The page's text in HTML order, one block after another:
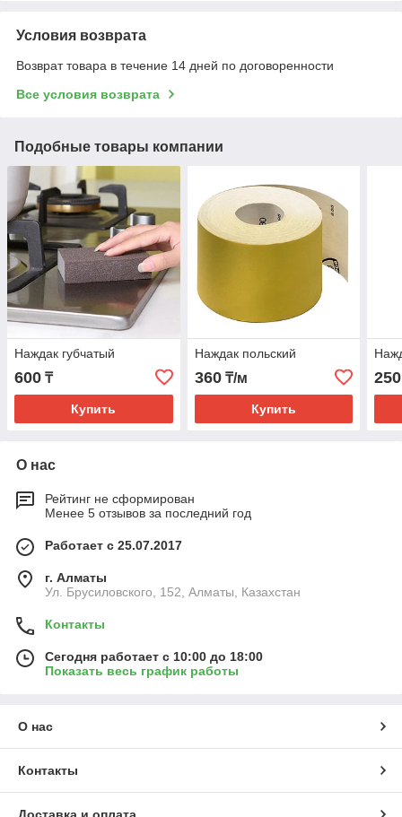
Условия возврата
Возврат товара в течение 14 дней по договоренности
Все условия возврата
Подобные товары компании
Наждак губчатый
600 ₸
Купить
Наждак польский
360₸/м
Купить
250
О нас
Рейтинг не сформирован
Менее 5 отзывов за последний год
Работает с 25.07.2017
г. Алматы
Ул. Брусиловского, 152, Алматы, Казахстан
Контакты
Сегодня работает с 10:00 до 18:00
Показать весь график работы
О нас
Контакты